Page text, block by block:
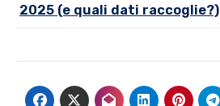
2025 (e quali dati raccoglie?)